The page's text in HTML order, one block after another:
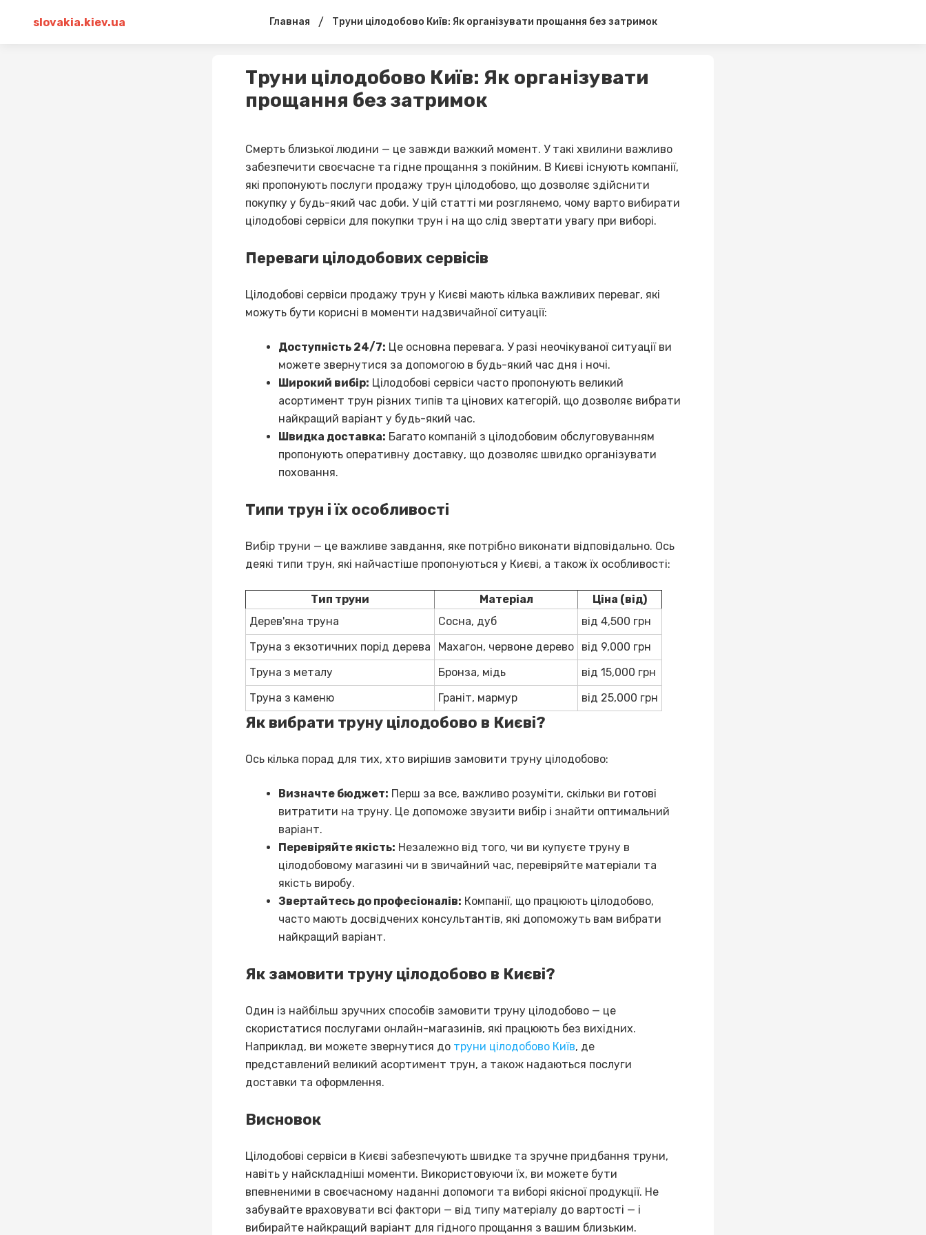
slovakia.kiev.ua Главная / Труни цілодобово Київ: Як організувати прощання без затримок
Труни цілодобово Київ: Як організувати
прощання без затримок
Смерть близької людини — це завжди важкий момент. У такі хвилини важливо
забезпечити своєчасне та гідне прощання з покійним. В Києві існують компанії,
які пропонують послуги продажу трун цілодобово, що дозволяє здійснити
покупку у будь-який час доби. У цій статті ми розглянемо, чому варто вибирати
цілодобові сервіси для покупки трун і на що слід звертати увагу при виборі.
Переваги цілодобових сервісів
Цілодобові сервіси продажу трун у Києві мають кілька важливих переваг, які
можуть бути корисні в моменти надзвичайної ситуації:
Доступність 24/7: Це основна перевага. У разі неочікуваної ситуації ви
можете звернутися за допомогою в будь-який час дня і ночі.
Широкий вибір: Цілодобові сервіси часто пропонують великий
асортимент трун різних типів та цінових категорій, що дозволяє вибрати
найкращий варіант у будь-який час.
Швидка доставка: Багато компаній з цілодобовим обслуговуванням
пропонують оперативну доставку, що дозволяє швидко організувати
поховання.
Типи трун і їх особливості
Вибір труни — це важливе завдання, яке потрібно виконати відповідально. Ось
деякі типи трун, які найчастіше пропонуються у Києві, а також їх особливості:
Тип труни Матеріал
Ціна (від)
Дерев'яна труна
Сосна, дуб
від 4,500 грн
Труна з екзотичних порід дерева
Махагон, червоне дерево
від 9,000 грн
Труна з металу
Бронза, мідь
від 15,000 грн
Труна з каменю
Граніт, мармур від 25,000 грн
Як вибрати труну цілодобово в Києві?
Ось кілька порад для тих, хто вирішив замовити труну цілодобово:
Визначте бюджет: Перш за все, важливо розуміти, скільки ви готові
витратити на труну. Це допоможе звузити вибір і знайти оптимальний
варіант.
Перевіряйте якість: Незалежно від того, чи ви купуєте труну в
цілодобовому магазині чи в звичайний час, перевіряйте матеріали та
якість виробу.
Звертайтесь до професіоналів: Компанії, що працюють цілодобово,
часто мають досвідчених консультантів, які допоможуть вам вибрати
найкращий варіант.
Як замовити труну цілодобово в Києві?
Один із найбільш зручних способів замовити труну цілодобово — це
скористатися послугами онлайн-магазинів, які працюють без вихідних.
Наприклад, ви можете звернутися до труни цілодобово Київ, де
представлений великий асортимент трун, а також надаються послуги
доставки та оформлення.
Висновок
Цілодобові сервіси в Києві забезпечують швидке та зручне придбання труни,
навіть у найскладніші моменти. Використовуючи їх, ви можете бути
впевненими в своєчасному наданні допомоги та виборі якісної продукції. Не
забувайте враховувати всі фактори — від типу матеріалу до вартості — і
вибирайте найкращий варіант для гідного прощання з вашим близьким.